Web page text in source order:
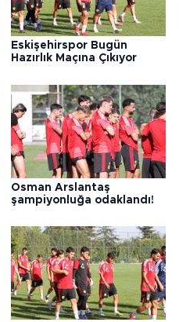
Eskişehirspor Bugün
Hazırlık Maçına Çıkıyor
Osman Arslantaş
şampiyonluğa odaklandı!